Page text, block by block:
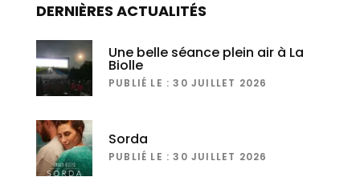
DERNIÈRES ACTUALITÉS
Une belle séance plein air à La
Biolle
PUBLIÉ LE : 30 JUILLET 2026
Sorda
PUBLIÉ LE : 30 JUILLET 2026